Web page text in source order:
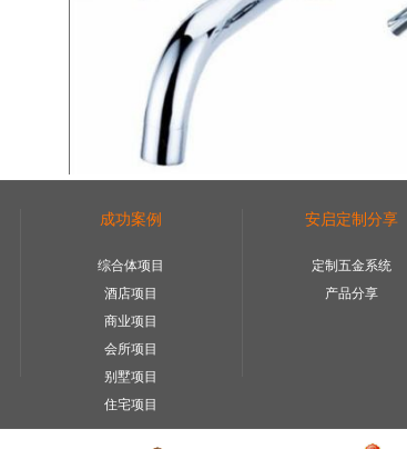
成功案例
综合体项目
酒店项目
商业项目
会所项目
别墅项目
住宅项目
安启定制分享
定制五金系统
产品分享